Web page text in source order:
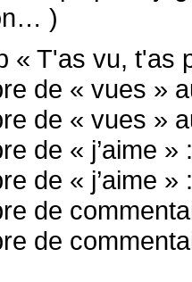
)
« T'as vu, t'as
de « vues »
de « vues »
de « j’aime
de « j’aime
de
de